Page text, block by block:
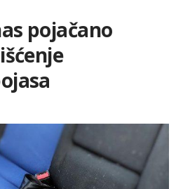
pojačano